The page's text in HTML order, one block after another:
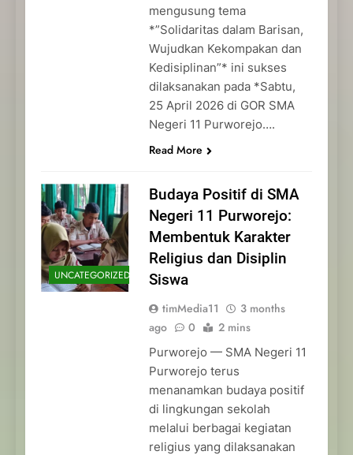
mengusung tema
*”Solidaritas dalam Barisan,
Wujudkan Kekompakan dan
Kedisiplinan”* ini sukses
dilaksanakan pada *Sabtu,
25 April 2026 di GOR SMA
Negeri 11 Purworejo….
Read More
UNCATEGORIZED
Budaya Positif di SMA
Negeri 11 Purworejo:
Membentuk Karakter
Religius dan Disiplin
Siswa
timMedia11
3 months
ago
0 2 mins
Purworejo — SMA Negeri 11
Purworejo terus
menanamkan budaya positif
di lingkungan sekolah
melalui berbagai kegiatan
religius yang dilaksanakan